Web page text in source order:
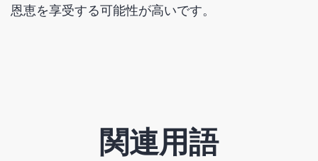
恩恵を享受する可能性が高いです。
関連用語